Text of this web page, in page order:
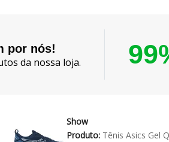
por nós!
da nossa loja.
Show
Produto:Tênis Asics Gel